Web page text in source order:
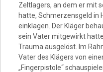
Zeltlagers, an dem er mit
hatte, Schmerzensgeld in
einklagen. Der Kläger
sein Vater mitgewirkt
Trauma ausgelöst. Im
Vater des Klägers von
„Fingerpistole“